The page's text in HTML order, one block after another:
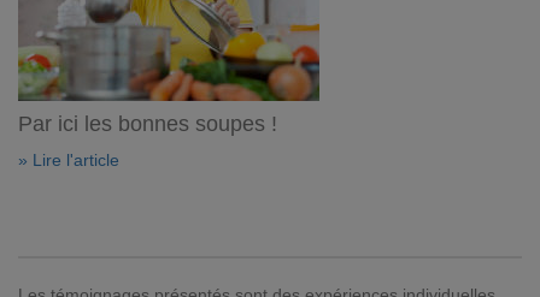
Par ici les bonnes soupes !
» Lire l'article